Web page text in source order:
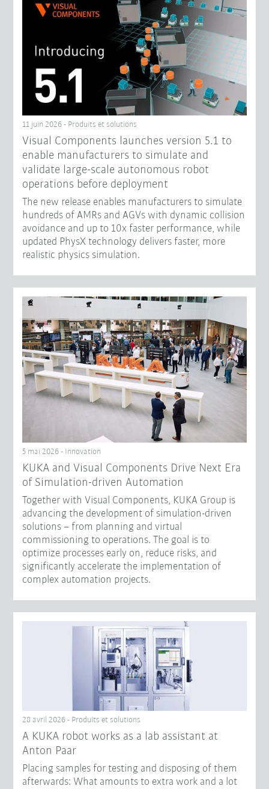
11 juin 2026 - Produits et solutions
Visual Components launches version 5.1 to
enable manufacturers to simulate and
validate large-scale autonomous robot
operations before deployment
The new release enables manufacturers to simulate
hundreds of AMRs and AGVs with dynamic collision
avoidance and up to 10x faster performance, while
updated PhysX technology delivers faster, more
realistic physics simulation.
5 mai 2026 - Innovation
KUKA and Visual Components Drive Next Era
of Simulation-driven Automation
Together with Visual Components, KUKA Group is
advancing the development of simulation-driven
solutions – from planning and virtual
commissioning to operations. The goal is to
optimize processes early on, reduce risks, and
significantly accelerate the implementation of
complex automation projects.
28 avril 2026 - Produits et solutions
A KUKA robot works as a lab assistant at
Anton Paar
Placing samples for testing and disposing of them
afterwards: What amounts to extra work and a lot